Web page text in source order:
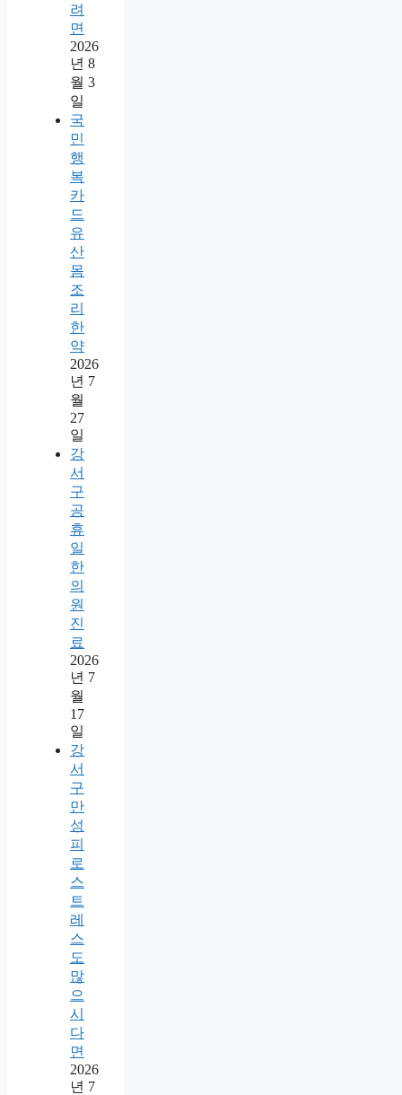
려
면
2026
년 8
월 3
일
국
민
행
복
카
드
유
산
몸
조
리
한
약
2026
년 7
월
27
일
강
서
구
공
휴
일
한
의
원
진
료
2026
년 7
월
17
일
강
서
구
만
성
피
로
스
트
레
스
도
많
으
시
다
면
2026
년 7